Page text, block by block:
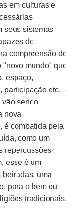
em culturas e
seus sistemas
de
compreensão de
"novo mundo" que
espaço,
participação etc. –
vão sendo
nova
é combatida pela
como um
repercussões
esse é um
beiradas, uma
para o bem ou
tradicionais.